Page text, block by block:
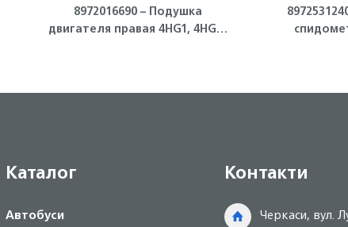
8972016690 – Подушка
двигателя правая 4HG1, 4HG1-
Каталог
Автобуси
Контакти
Черкаси, вул.